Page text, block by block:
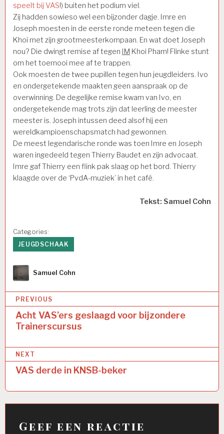
speelt bij VAS!) buiten het podium viel.
Zij hadden sowieso wel een bijzonder dagje. Imre en
Joseph moesten in de eerste ronde meteen tegen die
Khoi met zijn grootmeesterkompaan. En wat doet Joseph
nou? Die dwingt remise af tegen IM Khoi Pham! Flinke stunt
om het toernooi mee af te trappen.
Ook moesten de twee pupillen tegen hun jeugdleiders. Ivo
en ondergetekende maakten geen aanspraak op de
overwinning. De degelijke remise kwam van Ivo, en
ondergetekende mag trots zijn dat leerling de meester
meester is. Joseph intussen deed alsof hij een
wereldkampioenschapsmatch had gewonnen.
De meest legendarische ronde was toen Imre en Joseph
waren ingedeeld tegen Thierry Baudet en zijn advocaat.
Imre gaf Thierry een flink pak slaag op het bord. Thierry
klaagde over de ‘PvdA-muziek’ in het café.
Tekst: Samuel Cohn
Categories:
JEUGDSCHAAK
Author
Samuel Cohn
Bericht
navigatie
PREVIOUS
Acht VAS’ers geslaagd voor bijzondere
Trainerscursus
NEXT
VAS derde in KNSB-beker
Geef een reactie